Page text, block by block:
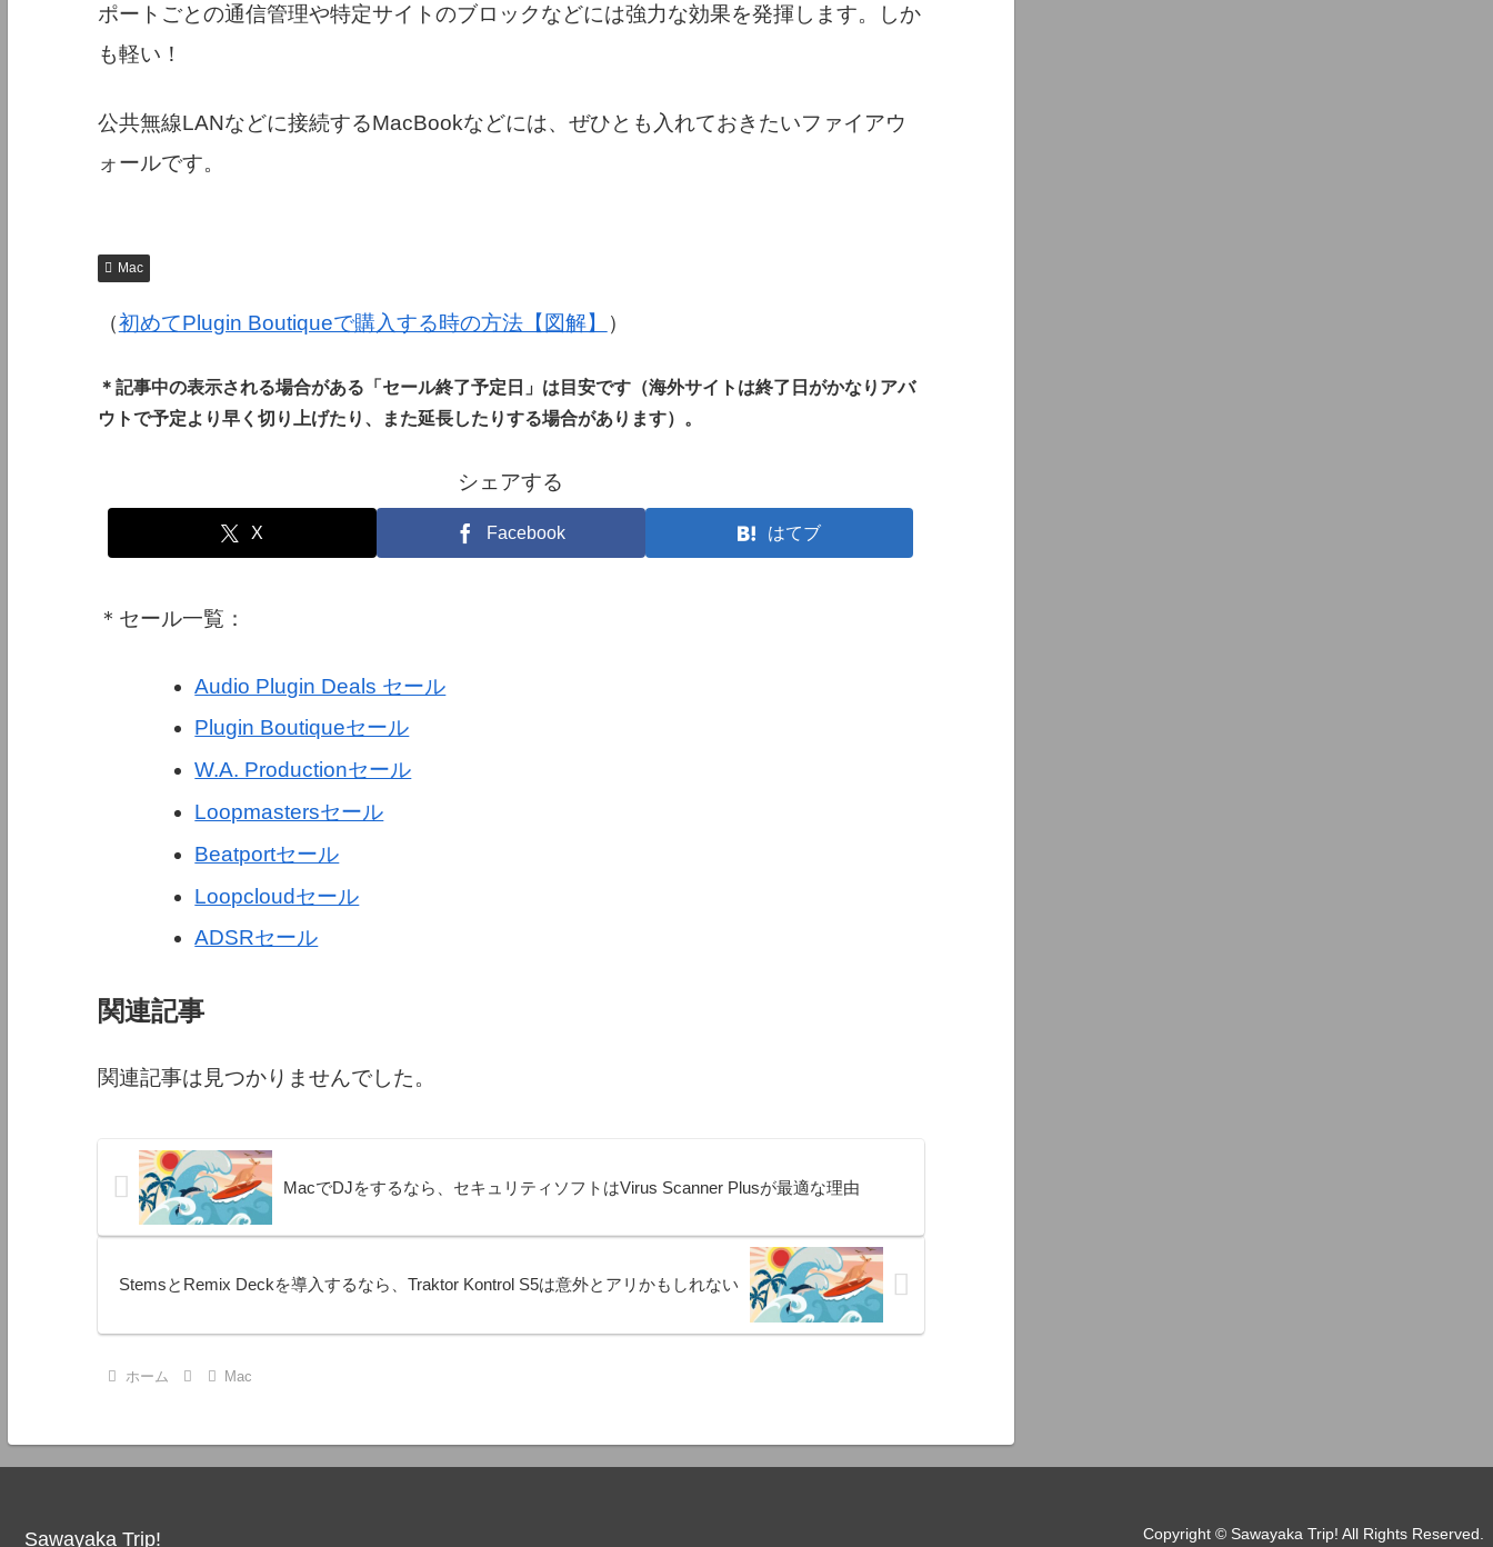
ポートごとの通信管理や特定サイトのブロックなどには強力な効果を発揮します。しか
も軽い！
公共無線LANなどに接続するMacBookなどには、ぜひとも入れておきたいファイアウ
ォールです。
Mac
（初めてPlugin Boutiqueで購入する時の方法【図解】 ）
＊記事中の表示される場合がある「セール終了予定日」は目安です（海外サイトは終了日がかなりアバ
ウトで予定より早く切り上げたり、また延長したりする場合があります）。
シェアする
X Facebook はてブ
＊セール一覧：
Audio Plugin Deals セール
Plugin Boutiqueセール
W.A. Productionセール
Loopmastersセール
Beatportセール
Loopcloudセール
ADSRセール
関連記事
関連記事は見つかりませんでした。
MacでDJをするなら、セキュリティソフトはVirus Scanner Plusが最適な理由
StemsとRemix Deckを導入するなら、Traktor Kontrol S5は意外とアリかもしれない
ホーム Mac
Sawayaka Trip! Copyright © Sawayaka Trip! All Rights Reserved.